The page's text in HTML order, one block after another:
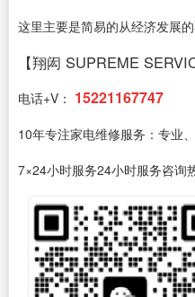
这里主要是简易的从经济发展
【翔闳 SUPREME
电话+V： 15221167747
10年专注家电维修服务：专业
7×24小时服务24小时服务咨询